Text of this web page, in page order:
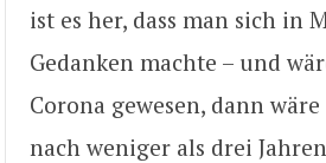
ist es her, dass man sich in
Gedanken machte – und
Corona gewesen, dann
nach weniger als drei Jahren